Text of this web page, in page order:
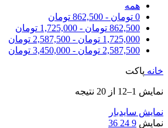
همه
0 تومان -
862,500 تومان
862,500 تومان -
1,725,000 تومان
1,725,000 تومان -
2,587,500 تومان
2,587,500 تومان -
3,450,000 تومان
خانه پاکت
نمایش 1–12 از 20 نتیجه
نمایش سایدبار
نمایش 9
24
36